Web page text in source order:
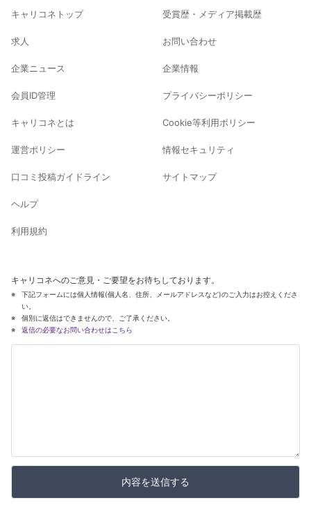
キャリコネトップ
求人
企業ニュース
会員ID管理
キャリコネとは
運営ポリシー
口コミ投稿ガイドライン
ヘルプ
利用規約
受賞歴・メディア掲載歴
お問い合わせ
企業情報
プライバシーポリシー
Cookie等利用ポリシー
情報セキュリティ
サイトマップ
キャリコネへのご意見・ご要望をお待ちしております。
下記フォームには個人情報(個人名、住所、メールアドレスなど)のご入力はお控えくださ
い。
個別に返信はできませんので、ご了承ください。
返信の必要なお問い合わせはこちら
内容を送信する